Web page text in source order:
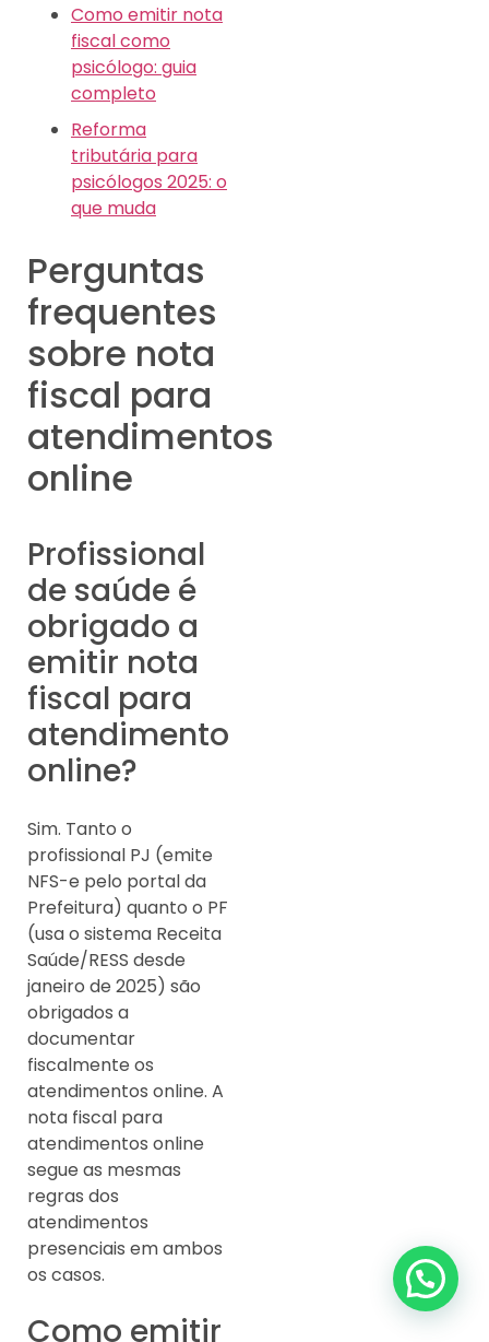
Como emitir nota
fiscal como
psicólogo: guia
completo
Reforma
tributária para
psicólogos 2025: o
que muda
Perguntas
frequentes
sobre nota
fiscal para
atendimentos
online
Profissional
de saúde é
obrigado a
emitir nota
fiscal para
atendimento
online?
Sim. Tanto o
profissional PJ (emite
NFS-e pelo portal da
Prefeitura) quanto o PF
(usa o sistema Receita
Saúde/RESS desde
janeiro de 2025) são
obrigados a
documentar
fiscalmente os
atendimentos online. A
nota fiscal para
atendimentos online
segue as mesmas
regras dos
atendimentos
presenciais em ambos
os casos.
Como emitir